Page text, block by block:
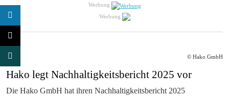
Werbung
Werbung
© Hako GmbH
Hako legt Nachhaltigkeitsbericht 2025 vor
Die Hako GmbH hat ihren Nachhaltigkeitsbericht 2025